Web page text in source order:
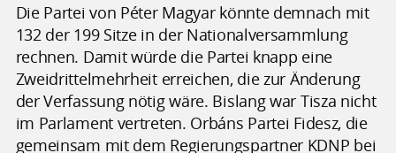
Die Partei von Péter Magyar könnte demnach mit
132 der 199 Sitze in der Nationalversammlung
rechnen. Damit würde die Partei knapp eine
Zweidrittelmehrheit erreichen, die zur Änderung
der Verfassung nötig wäre. Bislang war Tisza nicht
im Parlament vertreten. Orbáns Partei Fidesz, die
gemeinsam mit dem Regierungspartner KDNP bei